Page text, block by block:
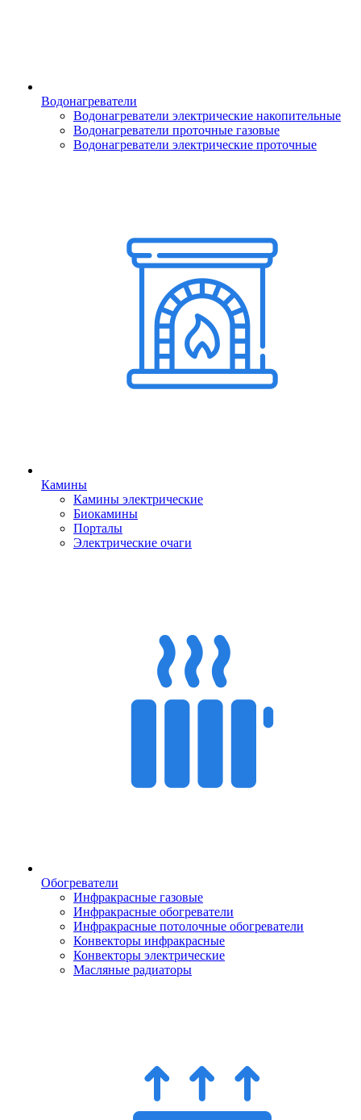
Водонагреватели
Водонагреватели электрические накопительные
Водонагреватели проточные газовые
Водонагреватели электрические проточные
Камины
Камины электрические
Биокамины
Порталы
Электрические очаги
Обогреватели
Инфракрасные газовые
Инфракрасные обогреватели
Инфракрасные потолочные обогреватели
Конвекторы инфракрасные
Конвекторы электрические
Масляные радиаторы